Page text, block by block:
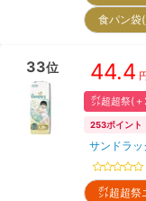
食パン
33位 44.4
㌽超超祭(
253ポイント
サンドラッ
㌽超超